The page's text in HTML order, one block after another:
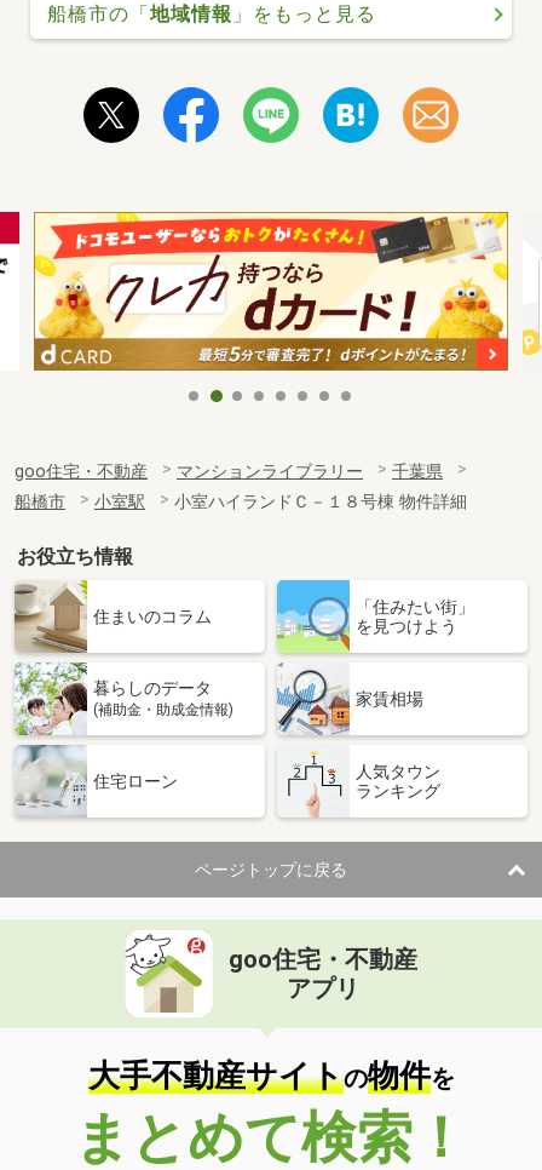
船橋市の「地域情報 」をもっと見る
goo住宅・不動産 マンションライブラリー
千葉県
船橋市
小室駅 小室ハイランドＣ－１８号棟 物件詳細
お役立ち情報
住まいのコラム
「住みたい街」
を見つけよう
暮らしのデータ
(補助金・助成金情報)
家賃相場
住宅ローン
人気タウン
ランキング
ページトップに戻る
goo住宅・不動産
アプリ
大手不動産サイトの物件を
まとめて検索！